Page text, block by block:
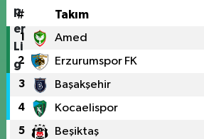
# Takım
1 Amed
2 Erzurumspor FK
3 Başakşehir
4 Kocaelispor
5 Beşiktaş